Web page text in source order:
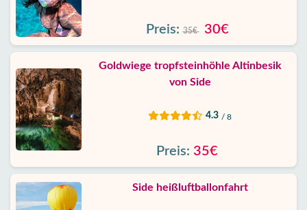
Preis: 35€ 30€
Goldwiege tropfsteinhöhle Altinbesik
von Side
4.3 / 8
Preis: 35€
Side heißluftballonfahrt